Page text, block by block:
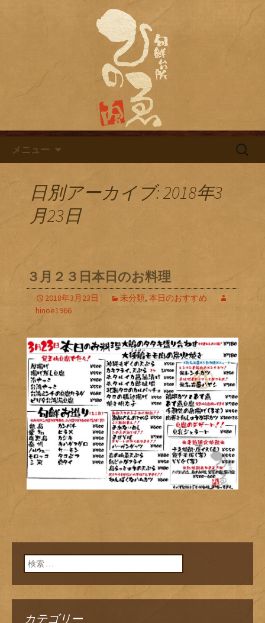
名古屋市栄にある居酒屋「旬鮮
台所ひのゑ」のブログ
名古屋市栄にある居酒屋「旬鮮台所ひ
のゑ（ひのえ）」。豊富な焼酎と海鮮
料理を中心とした、お酒に合う肴を楽
しめるお店です。季節で変わるおすす
めメニューや日替わりランチの新着情
報を随時更新中。
メニュー
検
日別アーカイブ: 2018年3
月23日
３月２３日本日のお料理
2018年3月23日 未分類, 本日のおすすめ
hinoe1966
検索:
カテゴリー